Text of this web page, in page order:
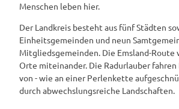
Menschen leben hier.
Der Landkreis besteht aus fünf Städten
Einheitsgemeinden und neun
Mitgliedsgemeinden. Die Emsland-Route
Orte miteinander. Die Radurlauber fahren
von - wie an einer Perlenkette
durch abwechslungsreiche Landschaften.